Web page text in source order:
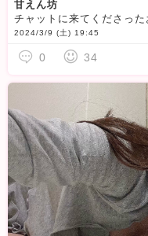
甘えん坊
2024/3/9 (土) 19:45
0 34